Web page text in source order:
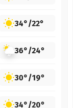
34°/22°
36°/24°
30°/19°
34°/20°